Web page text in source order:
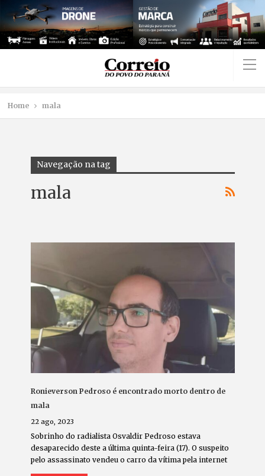
Home mala
Navegação na tag
mala
Ronieverson Pedroso é encontrado morto dentro de
mala
22 ago, 2023
Sobrinho do radialista Osvaldir Pedroso estava
desaparecido deste a última quinta-feira (17). O suspeito
pelo assassinato vendeu o carro da vítima pela internet